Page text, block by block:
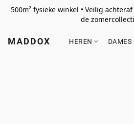
500m² fysieke winkel • Veilig
de
MADDOX HEREN DAMES